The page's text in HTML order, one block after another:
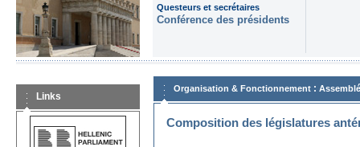
Questeurs et secrétaires
Conférence des présidents
Links
Organisation & Fonctionnement :
Composition des législatures